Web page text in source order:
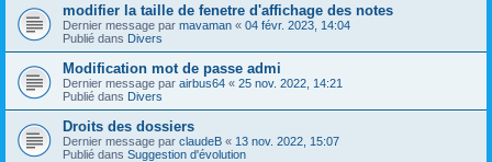
modifier la taille de fenetre d'affichage des notes
Dernier message par mavaman « 04 févr. 2023, 14:04
Publié dans Divers
Modification mot de passe admi
Dernier message par airbus64 « 25 nov. 2022, 14:21
Publié dans Divers
Droits des dossiers
Dernier message par claudeB « 13 nov. 2022, 15:07
Publié dans Suggestion d'évolution